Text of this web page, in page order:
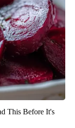
This Before It's